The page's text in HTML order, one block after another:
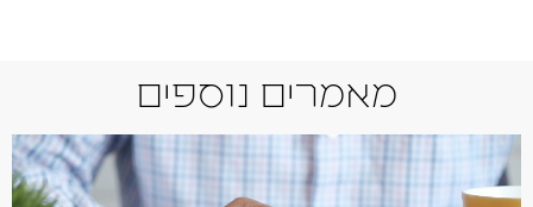
מאמרים נוספים